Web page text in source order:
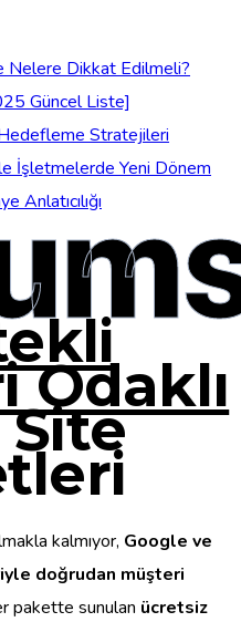
Nelere Dikkat Edilmeli?
Güncel Liste]
Stratejileri
İşletmelerde Yeni Dönem
Anlatıcılığı
Odaklı
kalmıyor, Google ve
doğrudan müşteri
pakette sunulan ücretsiz